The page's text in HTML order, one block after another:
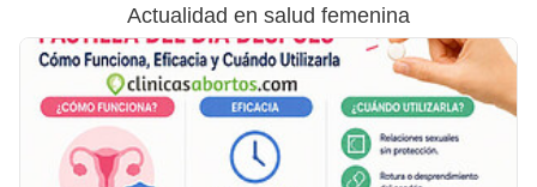
Actualidad en salud femenina